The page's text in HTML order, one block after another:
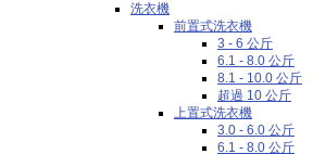
洗衣機
前置式洗衣機
3 - 6 公斤
6.1 - 8.0 公斤
8.1 - 10.0 公斤
超過 10 公斤
上置式洗衣機
3.0 - 6.0 公斤
6.1 - 8.0 公斤